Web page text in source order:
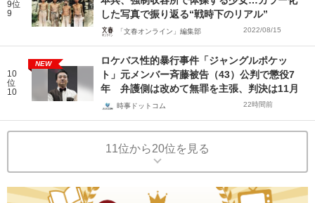
9位
9
した写真で振り返る“戦時下のリアル”
「文春オンライン」編集部 2022/08/15
10
位
10
NEW
ロケバス性的暴行事件「ジャングルポケッ
ト」元メンバー斉藤被告（43）公判で懲役7
年 弁護側は改めて無罪を主張、判決は11月
時事ドットコム 22時間前
11位から20位を見る